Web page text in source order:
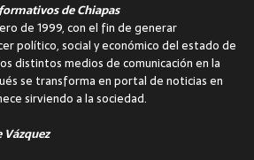
de Chiapas
de 1999, con el fin de generar
político, social y económico del estado de
distintos medios de comunicación en la
se transforma en portal de noticias en
sirviendo a la sociedad.
Vázquez